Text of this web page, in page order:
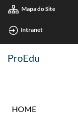
Mapa do Site
Intranet
ProEdu
HOME